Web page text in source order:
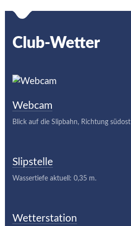
Club-Wetter
Webcam
Blick auf die Slipbahn, Richtung südost
Slipstelle
Wassertiefe aktuell: 0,35 m.
Wetterstation